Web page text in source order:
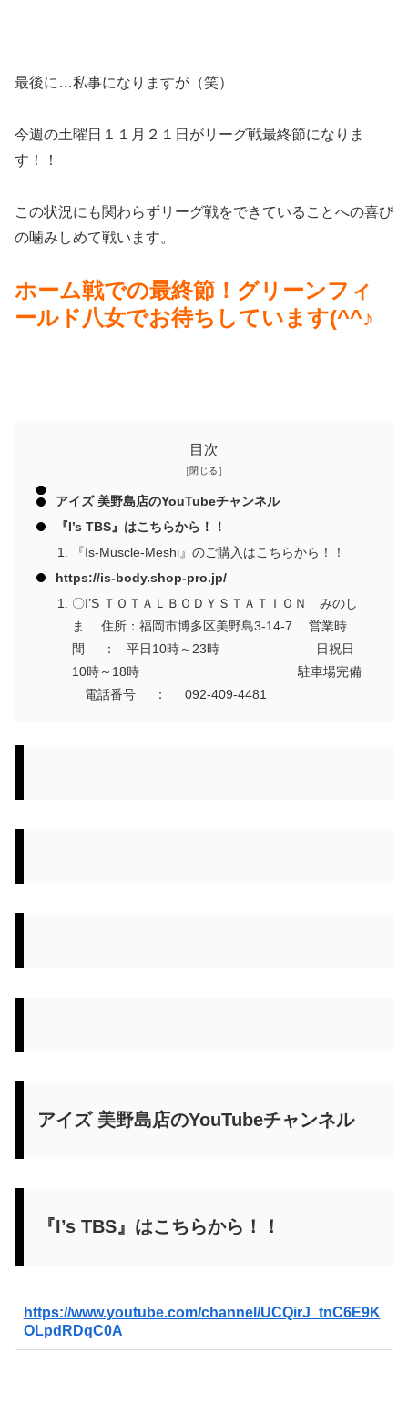
最後に…私事になりますが（笑）
今週の土曜日１１月２１日がリーグ戦最終節になりま
す！！
この状況にも関わらずリーグ戦をできていることへの喜び
の噛みしめて戦います。
ホーム戦での最終節！グリーンフィ
ールド八女でお待ちしています(^^♪
目次
アイズ 美野島店のYouTubeチャンネル
『I’s TBS』はこちらから！！
『Is-Muscle-Meshi』のご購入はこちらから！！
https://is-body.shop-pro.jp/
〇I’S ＴＯＴＡＬＢＯＤＹＳＴＡＴＩＯＮ みのし
ま 住所：福岡市博多区美野島3-14-7 営業時
間 ： 平日10時～23時 日祝日
10時～18時 駐車場完備
電話番号 ： 092-409-4481
アイズ 美野島店のYouTubeチャンネル
『I’s TBS』はこちらから！！
https://www.youtube.com/channel/UCQirJ_tnC6E9K
OLpdRDqC0A